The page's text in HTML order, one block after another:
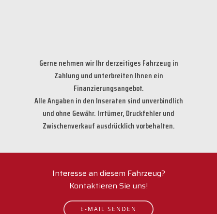
Gerne nehmen wir Ihr derzeitiges Fahrzeug in
Zahlung und unterbreiten Ihnen ein
Finanzierungsangebot.
Alle Angaben in den Inseraten sind unverbindlich
und ohne Gewähr. Irrtümer, Druckfehler und
Zwischenverkauf ausdrücklich vorbehalten.
Interesse an diesem Fahrzeug?
Kontaktieren Sie uns!
E-MAIL SENDEN